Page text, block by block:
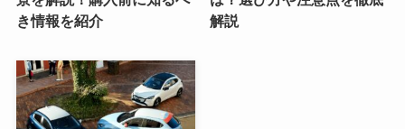
き情報を紹介
解説